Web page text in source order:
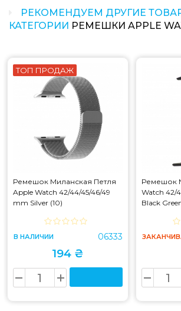
РЕКОМЕНДУЕМ ДРУГИЕ
КАТЕГОРИИ РЕМЕШКИ APPLE
ТОП ПРОДАЖ
Ремешок Миланская Петля
Apple Watch 42/44/45/46/49
mm Silver (10)
В НАЛИЧИИ 06333
194 ₴
Ремешок
Watch 42/
Black